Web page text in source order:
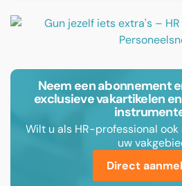
Neem een abonnement
exclusieve vakartikelen
Wilt u als HR-professional
uw
Direct